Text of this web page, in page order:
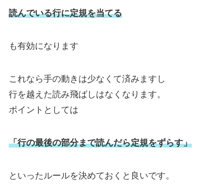
読んでいる行に定規を当てる
も有効になります
これなら手の動きは少なくて済みますし
行を越えた読み飛ばしはなくなります。
ポイントとしては
「行の最後の部分まで読んだら定規をずらす」
といったルールを決めておくと良いです。